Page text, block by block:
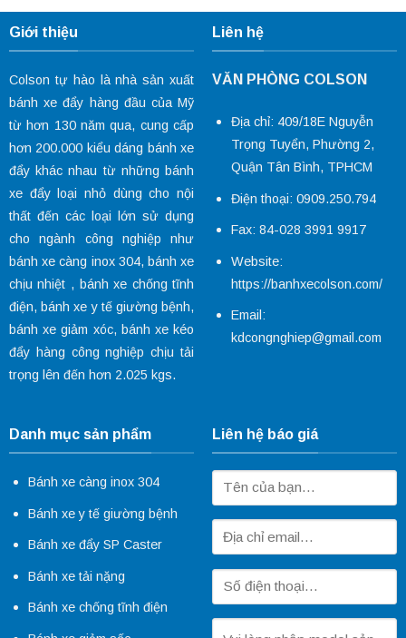
Giới thiệu
Colson tự hào là nhà sản xuất
bánh xe đẩy hàng đầu của Mỹ
từ hơn 130 năm qua, cung cấp
hơn 200.000 kiểu dáng bánh xe
đẩykhác nhau từ những bánh
xe đẩy loại nhỏ dùng cho nội
thất đến các loại lớn sử dụng
cho ngành công nghiệp như
bánh xe càng inox 304, bánh xe
chịu nhiệt , bánh xe chống tĩnh
điện, bánh xe y tếgiường bệnh,
bánh xe giảm xóc, bánh xe kéo
đẩy hàng công nghiệp chịu tải
trọng lên đến hơn 2.025 kgs.
Liên hệ
VĂN PHÒNG COLSON
Địa chỉ: 409/18E Nguyễn
Trọng Tuyển, Phường 2,
Quận Tân Bình, TPHCM
Điện thoại: 0909.250.794
Fax: 84-028 3991 9917
Website:
https://banhxecolson.com/
Email:
kdcongnghiep@gmail.com
Danh mục sản phẩm
Bánh xe càng inox 304
Bánh xe y tế giường bệnh
Bánh xe đẩy SP Caster
Bánh xe tải nặng
Bánh xe chống tĩnh điện
Liên hệ báo giá